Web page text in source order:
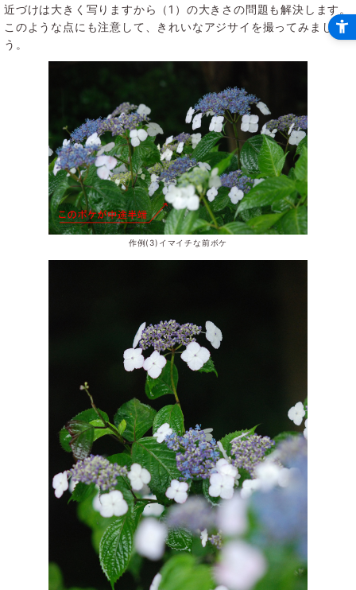
近づけは大きく写りますから（1）の大きさの問題も解決します。
このような点にも注意して、きれいなアジサイを撮ってみましょ
う。
作例(3)イマイチな前ボケ